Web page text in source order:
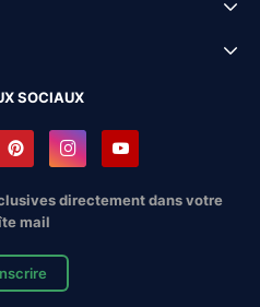
SOCIAUX
directement dans votre
mail